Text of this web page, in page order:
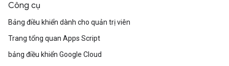
Công cụ
Bảng điều khiển dành cho quản trị viên
Trang tổng quan Apps Script
bảng điều khiển Google Cloud